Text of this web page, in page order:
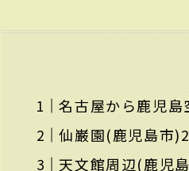
名古屋から鹿児
仙巌園(鹿児島市
天文館周辺(鹿児